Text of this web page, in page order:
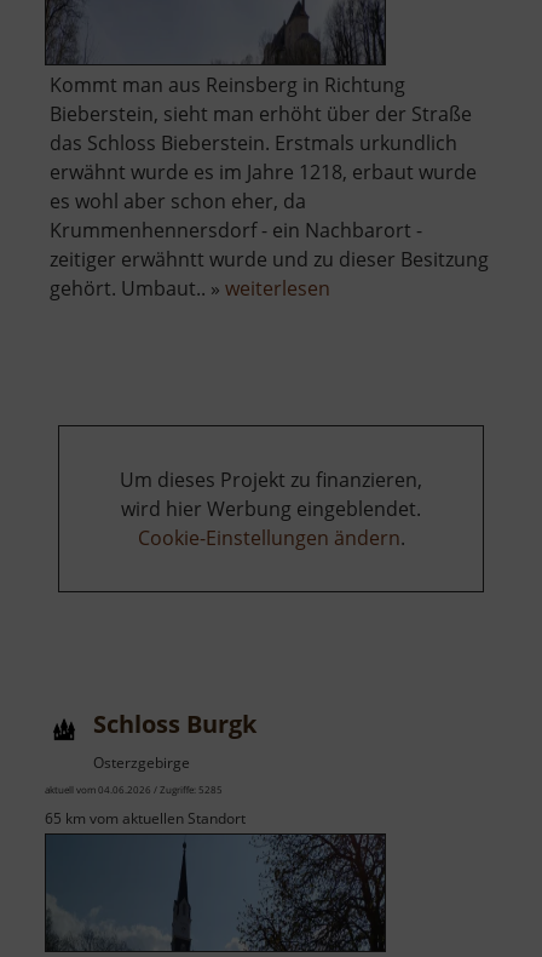
Kommt man aus Reinsberg in Richtung
Bieberstein, sieht man erhöht über der Straße
das Schloss Bieberstein. Erstmals urkundlich
erwähnt wurde es im Jahre 1218, erbaut wurde
es wohl aber schon eher, da
Krummenhennersdorf - ein Nachbarort -
zeitiger erwähntt wurde und zu dieser Besitzung
gehört. Umbaut.. » weiterlesen
Um dieses Projekt zu finanzieren,
wird hier Werbung eingeblendet.
Cookie-Einstellungen ändern.
Schloss Burgk
Osterzgebirge
aktuell vom 04.06.2026 / Zugriffe: 5285
65 km vom aktuellen Standort